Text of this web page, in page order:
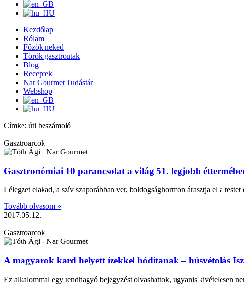
Kezdőlap
Rólam
Főzök neked
Török gasztroutak
Blog
Receptek
Nar Gourmet Tudástár
Webshop
Címke: úti beszámoló
Gasztroarcok
Gasztronómiai 10 parancsolat a világ 51. legjobb
Lélegzet elakad, a szív szaporábban ver, boldogsághormon árasztja el a
Tovább olvasom »
2017.05.12.
Gasztroarcok
A magyarok kard helyett ízekkel hódítanak – húsvétolás
Ez alkalommal egy rendhagyó bejegyzést olvashattok, ugyanis kivételesen